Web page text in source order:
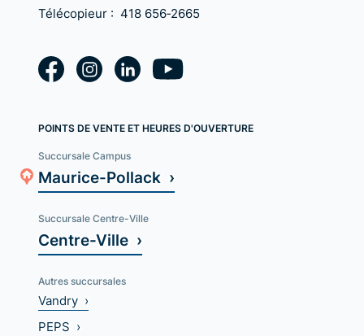
Télécopieur : 418 656‑2665
POINTS DE VENTE ET HEURES D'OUVERTURE
Succursale Campus
Maurice-Pollack ›
Succursale Centre-Ville
Centre-Ville ›
Autres succursales
Vandry ›
PEPS ›